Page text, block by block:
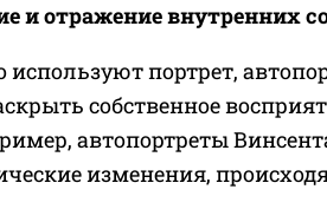
и отражение внутренних
портрет,
собственное
автопортреты
изменения,